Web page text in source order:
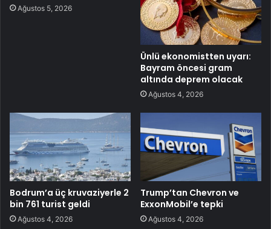
Ağustos 5, 2026
Ünlü ekonomistten uyarı:
Bayram öncesi gram
altında deprem olacak
Ağustos 4, 2026
Bodrum’a üç kruvaziyerle 2
bin 761 turist geldi
Ağustos 4, 2026
Trump’tan Chevron ve
ExxonMobil’e tepki
Ağustos 4, 2026